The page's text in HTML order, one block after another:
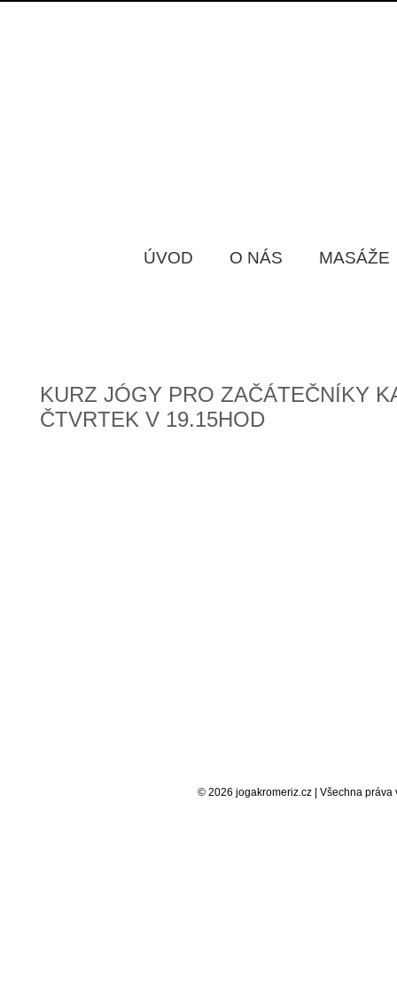
ÚVOD O NÁS MASÁŽE
KURZ JÓGY PRO ZAČÁTEČNÍKY
ČTVRTEK V 19.15HOD
© 2026 jogakromeriz.cz | Všechna práva